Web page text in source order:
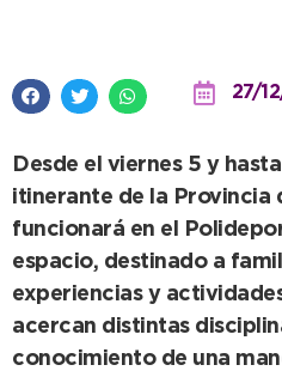
27/
Desde el viernes 5 y
itinerante de la Provincia
funcionará en el
espacio, destinado a
experiencias y
acercan distintas
conocimiento de una